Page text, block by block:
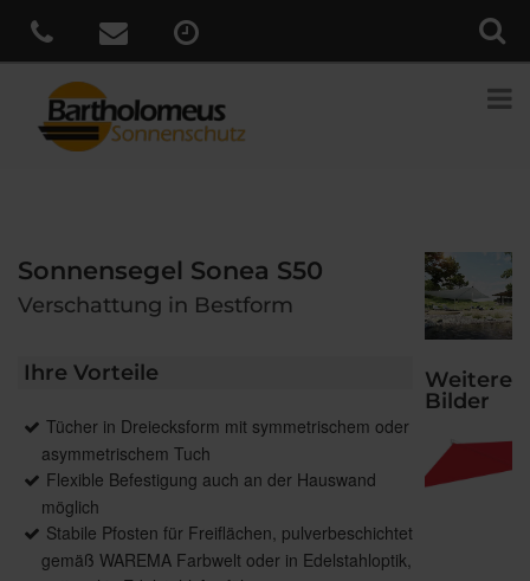
Sonnensegel Sonea S50
Verschattung in Bestform
Ihre Vorteile
Tücher in Dreiecksform mit symmetrischem oder
asymmetrischem Tuch
Flexible Befestigung auch an der Hauswand
möglich
Stabile Pfosten für Freiflächen, pulverbeschichtet
gemäß WAREMA Farbwelt oder in Edelstahloptik,
Weitere
Bilder